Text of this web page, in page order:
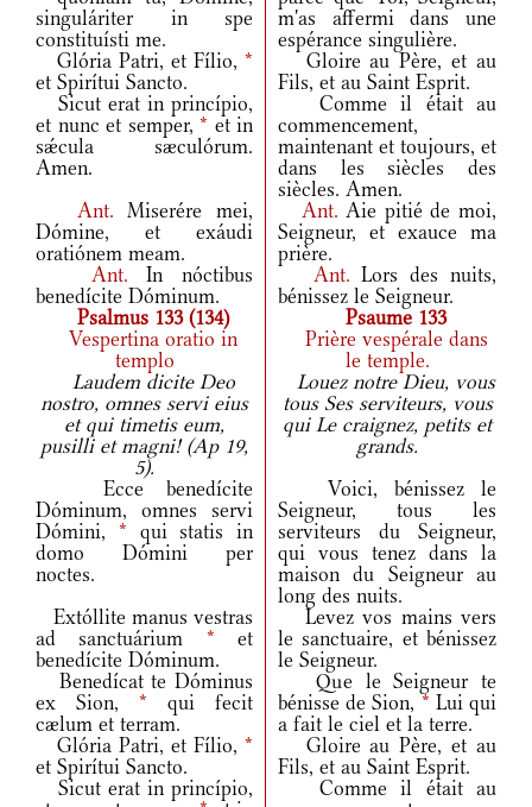
singuláriter in spe
constituísti me.
m'as affermi dans une
espérance singulière.
Glória Patri, et Fílio, *
et Spirítui Sancto.
Gloire au Père, et au
Fils, et au Saint Esprit.
Sicut erat in princípio,
et nunc et semper, * et in
sǽcula sæculórum.
Amen.
Comme il était au
commencement,
maintenant et toujours, et
dans les siècles des
siècles. Amen.
Ant.Miserére mei,
Dómine, et exáudi
oratiónem meam.
Ant.Aie pitié de moi,
Seigneur, et exauce ma
prière.
Ant.In nóctibus
benedícite Dóminum.
Ant.Lors des nuits,
bénissez le Seigneur.
Psalmus 133 (134)
Psaume 133
Vespertina oratio in
templo
Prière vespérale dans
le temple.
Laudem dicite Deo
nostro, omnes servi eius
et qui timetis eum,
pusilli et magni! (Ap 19,
5).
Louez notre Dieu, vous
tous Ses serviteurs, vous
qui Le craignez, petits et
grands.
Ecce benedícite
Dóminum, omnes servi
Dómini, * qui statis in
domo Dómini per
noctes.
Voici, bénissez le
Seigneur, tous les
serviteurs du Seigneur,
qui vous tenez dans la
maison du Seigneur au
long des nuits.
Extóllite manus vestras
ad sanctuárium * et
benedícite Dóminum.
Levez vos mains vers
le sanctuaire, et bénissez
le Seigneur.
Benedícat te Dóminus
ex Sion, * qui fecit
cælum et terram.
Que le Seigneur te
bénisse de Sion, * Lui qui
a fait le ciel et la terre.
Glória Patri, et Fílio, *
et Spirítui Sancto.
Gloire au Père, et au
Fils, et au Saint Esprit.
Sicut erat in princípio,
Comme il était au